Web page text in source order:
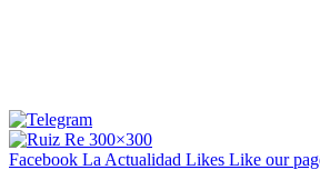
Facebook La Actualidad Likes Like our